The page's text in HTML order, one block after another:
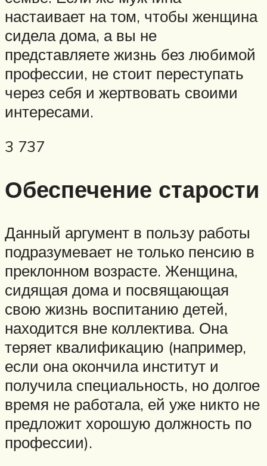
настаивает на том, чтобы женщина
сидела дома, а вы не
представляете жизнь без любимой
профессии, не стоит переступать
через себя и жертвовать своими
интересами.
3 737
Обеспечение старости
Данный аргумент в пользу работы
подразумевает не только пенсию в
преклонном возрасте. Женщина,
сидящая дома и посвящающая
свою жизнь воспитанию детей,
находится вне коллектива. Она
теряет квалификацию (например,
если она окончила институт и
получила специальность, но долгое
время не работала, ей уже никто не
предложит хорошую должность по
профессии).